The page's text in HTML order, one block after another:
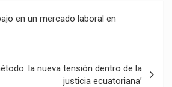
en un mercado laboral en
la nueva tensión dentro de la
justicia ecuatoriana’